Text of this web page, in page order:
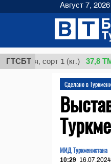
ГТСБТ
сорт 1 (кг.) 37,8 ТМТ
Сделано в
МИД Туркменистана
10:29 16.07.2024
Август 7, 2026